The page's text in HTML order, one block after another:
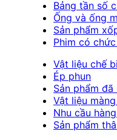
Bảng tần số
Ống và ống
Sản phẩm
Phim có
Vật liệu chế
Ép phun
Sản phẩm
Vật liệu
Nhu cầu
Sản phẩm